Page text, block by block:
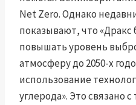
Net Zero. Однако
показывают, что
повышать уровень
атмосферу до 2050-х
использование
углерода». Это связано